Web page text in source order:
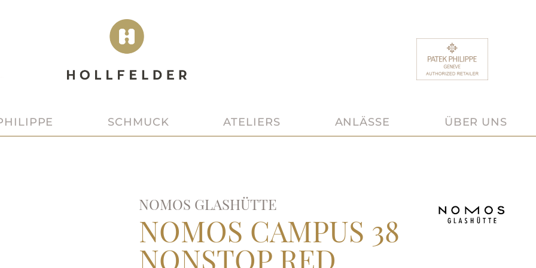
SCHMUCK ATELIERS ANLÄSSE ÜBER UNS
NOMOS GLASHÜTTE
NOMOS CAMPUS 38
NONSTOP RED